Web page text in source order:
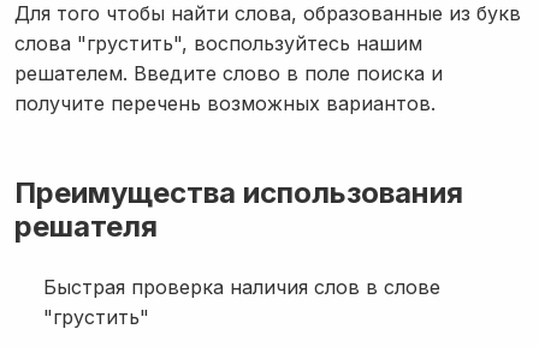
Для того чтобы найти слова, образованные из букв
слова "грустить", воспользуйтесь нашим
решателем. Введите слово в поле поиска и
получите перечень возможных вариантов.
Преимущества использования
решателя
Быстрая проверка наличия слов в слове
"грустить"